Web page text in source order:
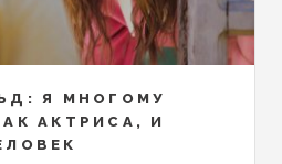
Я МНОГОМУ
АКТРИСА, И